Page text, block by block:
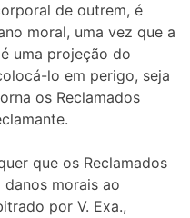
de outrem, é
moral, uma vez que a
uma projeção do
lo em perigo, seja
os Reclamados
que os Reclamados
morais ao
por V. Exa.,